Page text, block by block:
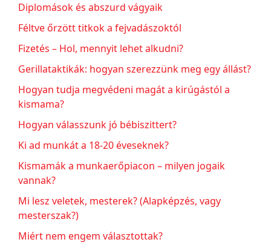
Diplomások és abszurd vágyaik
Féltve őrzött titkok a fejvadászoktól
Fizetés – Hol, mennyit lehet alkudni?
Gerillataktikák: hogyan szerezzünk meg egy állást?
Hogyan tudja megvédeni magát a kirúgástól a
kismama?
Hogyan válasszunk jó bébiszittert?
Ki ad munkát a 18-20 éveseknek?
Kismamák a munkaerőpiacon – milyen jogaik
vannak?
Mi lesz veletek, mesterek? (Alapképzés, vagy
mesterszak?)
Miért nem engem választottak?